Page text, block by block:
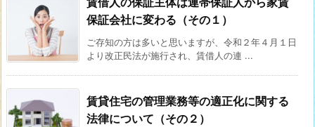
保証会社に変わる（その１）
ご存知の方は多いと思いますが、令和２年４月１日
より改正民法が施行され、賃借人の連 ...
賃貸住宅の管理業務等の適正化に関する
法律について（その２）